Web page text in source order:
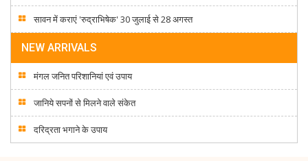
सावन में कराएं 'रुद्राभिषेक' 30 जुलाई से 28 अगस्त
NEW ARRIVALS
मंगल जनित परिशानियां एवं उपाय
जानिये सपनों से मिलने वाले संकेत
दरिद्रता भगाने के उपाय